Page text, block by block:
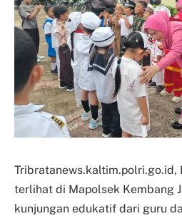
Tribratanews.kaltim.polri.go.id,
terlihat di Mapolsek Kembang
kunjungan edukatif dari guru